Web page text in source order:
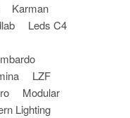
Karman
Leds C4
LZF
Modular
Lighting